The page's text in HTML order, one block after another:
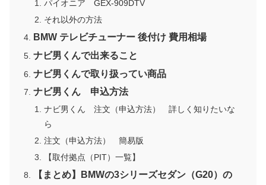
パイオニア GEX-909DTV
それ以外の方法
BMW テレビチューナー 後付け 費用相場
ナビ男くんで出来ること
ナビ男くんで取り扱ってい商品
ナビ男くん 申込方法
ナビ男くん 注文（申込方法） 詳しく知りたいな
ら
注文（申込方法） 簡易版
【取付拠点（PIT）一覧】
【まとめ】BMWの3シリーズセダン（G20）の